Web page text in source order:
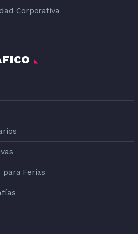
Corporativa
para Ferias